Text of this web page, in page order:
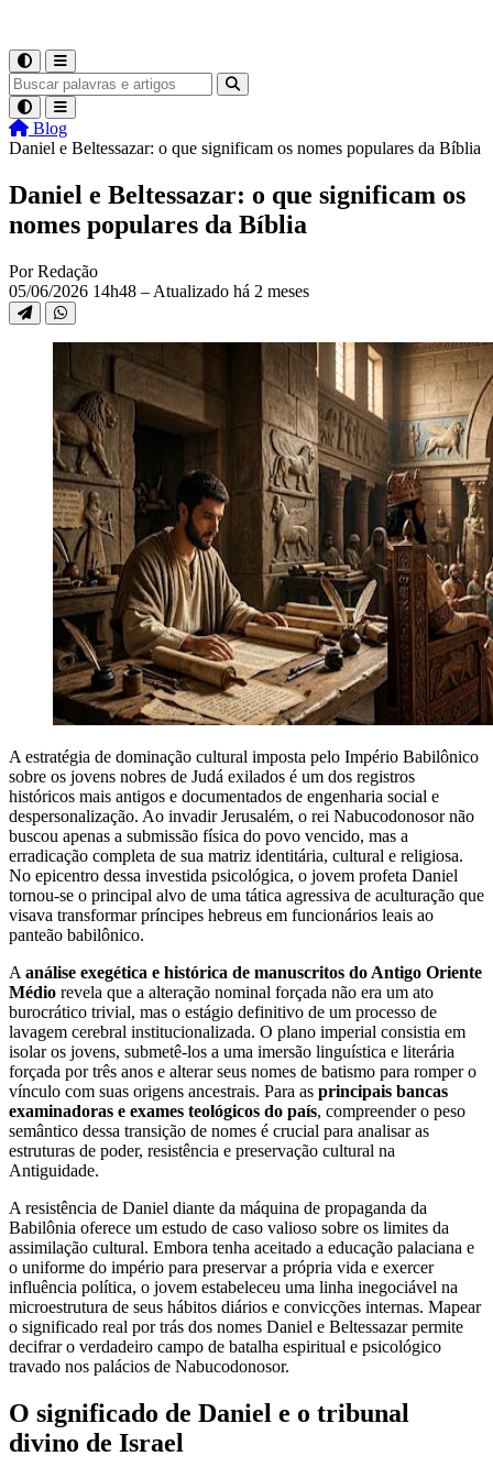
Blog
Daniel e Beltessazar: o que significam os nomes populares da Bíblia
Daniel e Beltessazar: o que significam os
nomes populares da Bíblia
Por Redação
05/06/2026 14h48 – Atualizado há 2 meses
A estratégia de dominação cultural imposta pelo Império Babilônico
sobre os jovens nobres de Judá exilados é um dos registros
históricos mais antigos e documentados de engenharia social e
despersonalização. Ao invadir Jerusalém, o rei Nabucodonosor não
buscou apenas a submissão física do povo vencido, mas a
erradicação completa de sua matriz identitária, cultural e religiosa.
No epicentro dessa investida psicológica, o jovem profeta Daniel
tornou-se o principal alvo de uma tática agressiva de aculturação que
visava transformar príncipes hebreus em funcionários leais ao
panteão babilônico.
A análise exegética e histórica de manuscritos do Antigo Oriente
Médio revela que a alteração nominal forçada não era um ato
burocrático trivial, mas o estágio definitivo de um processo de
lavagem cerebral institucionalizada. O plano imperial consistia em
isolar os jovens, submetê-los a uma imersão linguística e literária
forçada por três anos e alterar seus nomes de batismo para romper o
vínculo com suas origens ancestrais. Para as principais bancas
examinadoras e exames teológicos do país, compreender o peso
semântico dessa transição de nomes é crucial para analisar as
estruturas de poder, resistência e preservação cultural na
Antiguidade.
A resistência de Daniel diante da máquina de propaganda da
Babilônia oferece um estudo de caso valioso sobre os limites da
assimilação cultural. Embora tenha aceitado a educação palaciana e
o uniforme do império para preservar a própria vida e exercer
influência política, o jovem estabeleceu uma linha inegociável na
microestrutura de seus hábitos diários e convicções internas. Mapear
o significado real por trás dos nomes Daniel e Beltessazar permite
decifrar o verdadeiro campo de batalha espiritual e psicológico
travado nos palácios de Nabucodonosor.
O significado de Daniel e o tribunal
divino de Israel